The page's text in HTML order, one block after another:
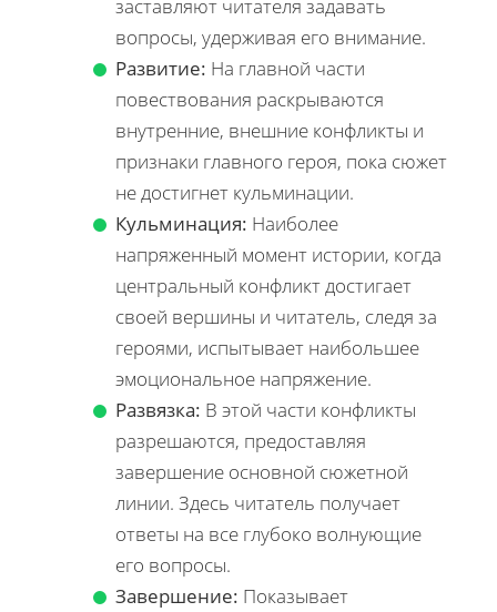
заставляют читателя задавать
вопросы, удерживая его внимание.
Развитие: На главной части
повествования раскрываются
внутренние, внешние конфликты и
признаки главного героя, пока сюжет
не достигнет кульминации.
Кульминация: Наиболее
напряженный момент истории, когда
центральный конфликт достигает
своей вершины и читатель, следя за
героями, испытывает наибольшее
эмоциональное напряжение.
Развязка: В этой части конфликты
разрешаются, предоставляя
завершение основной сюжетной
линии. Здесь читатель получает
ответы на все глубоко волнующие
его вопросы.
Завершение: Показывает